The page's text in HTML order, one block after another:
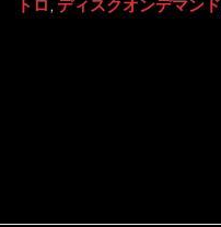
トロ , ディスクオンデマンド